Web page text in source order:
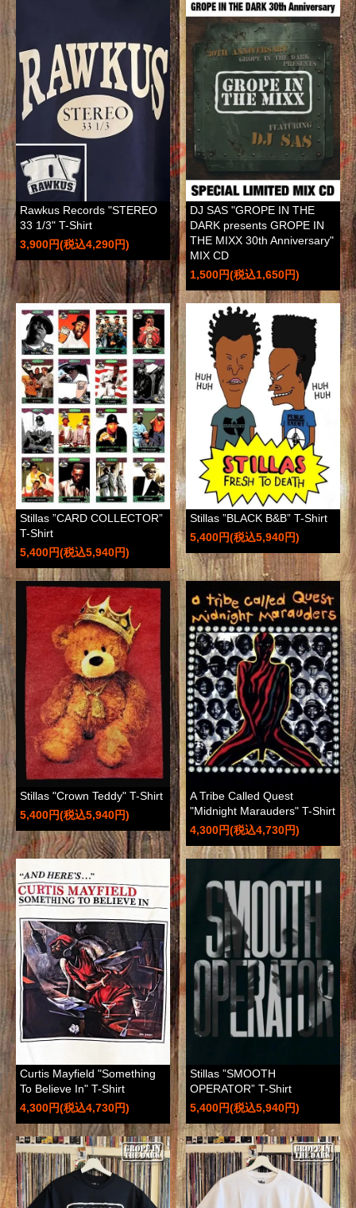
Rawkus Records "STEREO
33 1/3" T-Shirt
3,900円(税込4,290円)
DJ SAS "GROPE IN THE
DARK presents GROPE IN
THE MIXX 30th Anniversary"
MIX CD
1,500円(税込1,650円)
Stillas ”CARD COLLECTOR”
T-Shirt
5,400円(税込5,940円)
Stillas ”BLACK B&B” T-Shirt
5,400円(税込5,940円)
Stillas "Crown Teddy" T-Shirt
5,400円(税込5,940円)
A Tribe Called Quest
"Midnight Marauders" T-Shirt
4,300円(税込4,730円)
Curtis Mayfield "Something
To Believe In" T-Shirt
4,300円(税込4,730円)
Stillas ”SMOOTH
OPERATOR” T-Shirt
5,400円(税込5,940円)